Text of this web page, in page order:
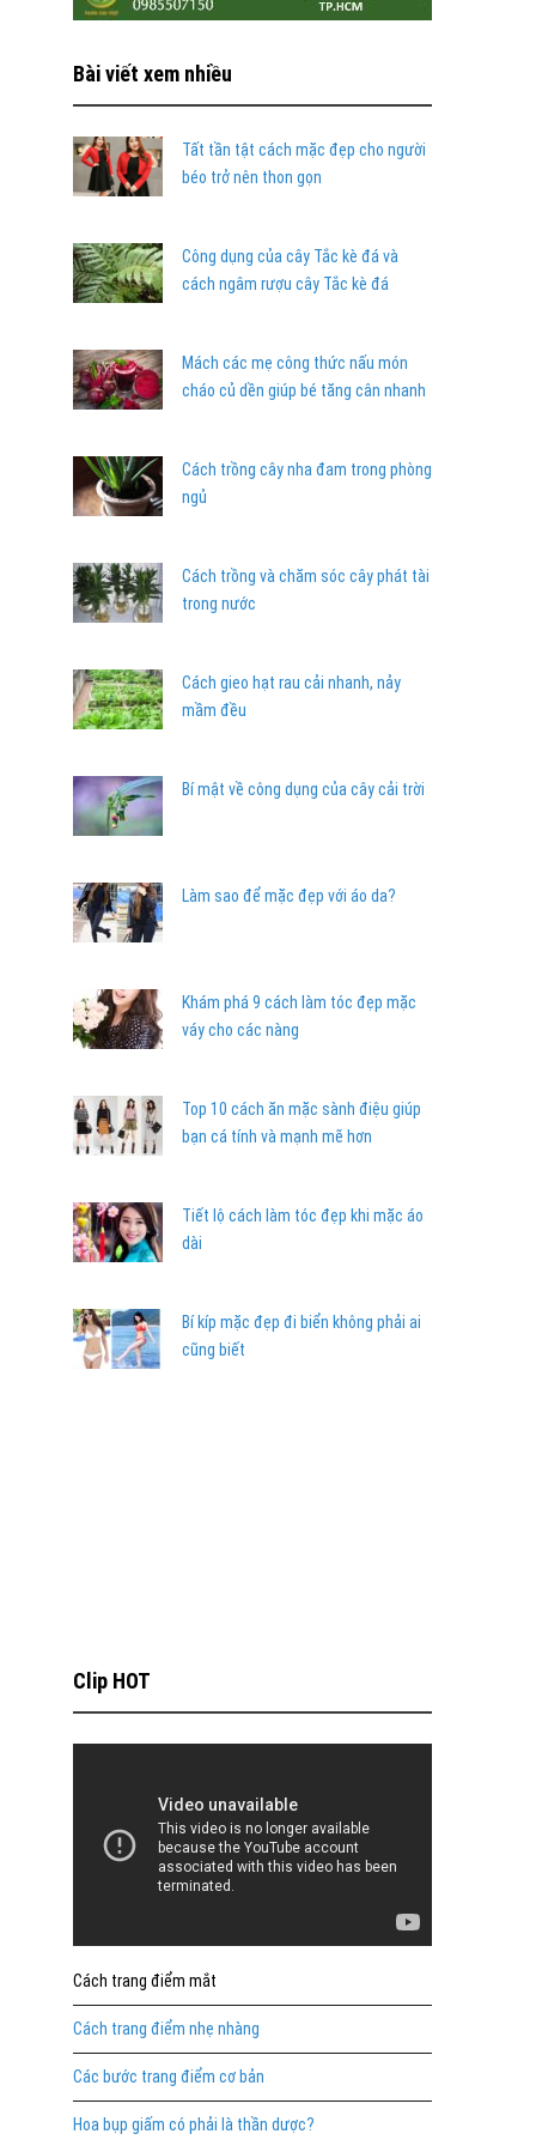
Bài viết xem nhiều
Tất tần tật cách mặc đẹp cho người
béo trở nên thon gọn
Công dụng của cây Tắc kè đá và
cách ngâm rượu cây Tắc kè đá
Mách các mẹ công thức nấu món
cháo củ dền giúp bé tăng cân nhanh
Cách trồng cây nha đam trong phòng
ngủ
Cách trồng và chăm sóc cây phát tài
trong nước
Cách gieo hạt rau cải nhanh, nảy
mầm đều
Bí mật về công dụng của cây cải trời
Làm sao để mặc đẹp với áo da?
Khám phá 9 cách làm tóc đẹp mặc
váy cho các nàng
Top 10 cách ăn mặc sành điệu giúp
bạn cá tính và mạnh mẽ hơn
Tiết lộ cách làm tóc đẹp khi mặc áo
dài
Bí kíp mặc đẹp đi biển không phải ai
cũng biết
Clip HOT
Cách trang điểm mắt
Cách trang điểm nhẹ nhàng
Các bước trang điểm cơ bản
Hoa bụp giấm có phải là thần dược?